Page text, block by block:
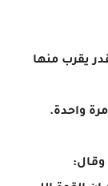
يقرب منها
واحدة.
وقال: